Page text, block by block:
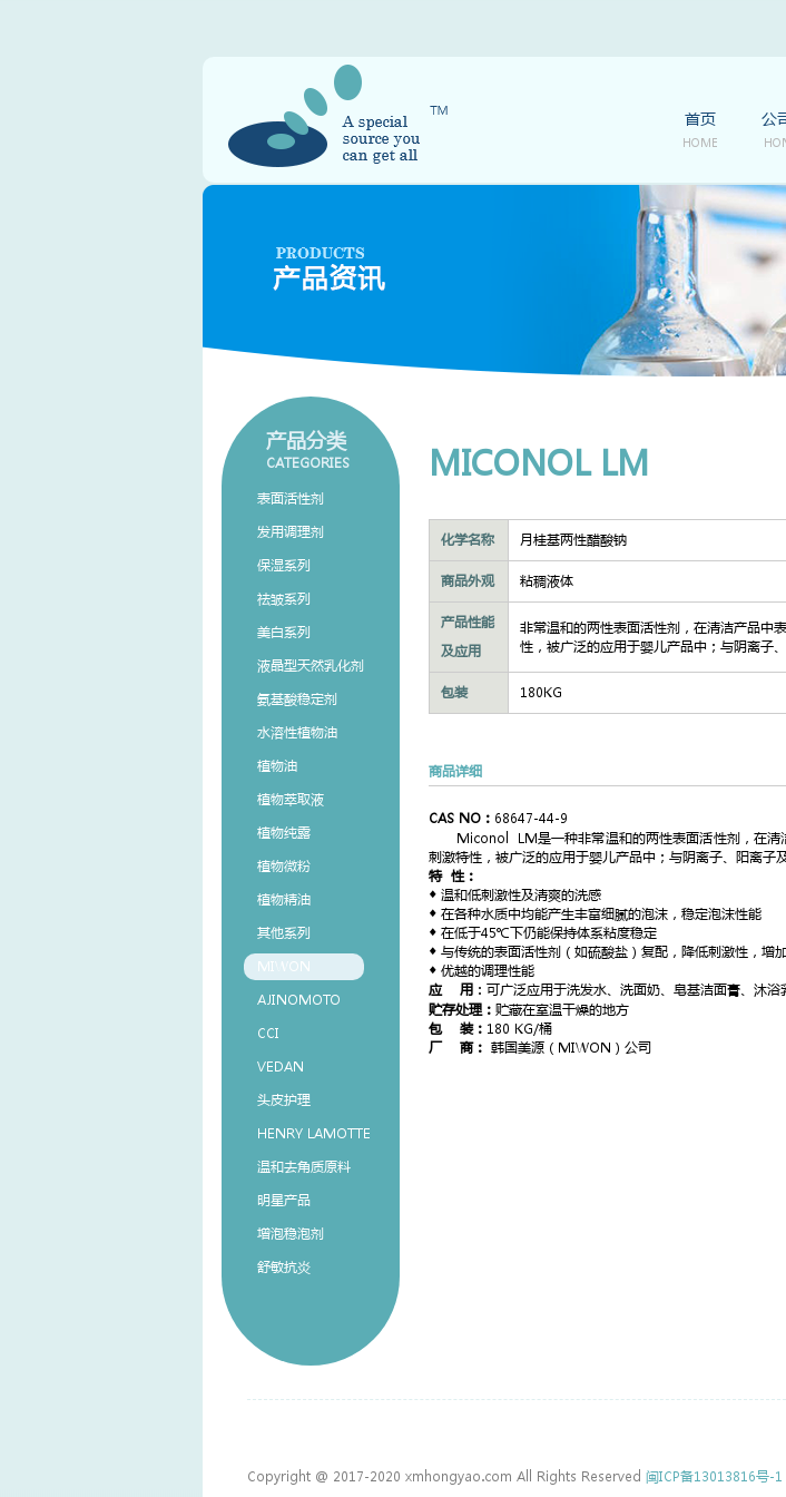
首页
HOME
公
产品分类
CATEGORIES
表面活性剂
发用调理剂
保湿系列
祛皱系列
美白系列
液晶型天然乳化剂
氨基酸稳定剂
水溶性植物油
植物油
植物萃取液
植物纯露
植物微粉
植物精油
其他系列
MIWON
AJINOMOTO
CCI
VEDAN
头皮护理
HENRY LAMOTTE
温和去角质原料
明星产品
增泡稳泡剂
舒敏抗炎
MICONOL LM
化学名称 月桂基两性醋酸钠
商品外观 粘稠液体
产品性能
及应用
非常温和的两性表面活性剂，在清洁产品中
性，被广泛的应用于婴儿产品中；与阴离子
包装 180KG
商品详细
CAS NO： 68647-44-9
Miconol LM是一种非常温和的两性表面活性剂，在清
刺激特性，被广泛的应用于婴儿产品中；与阴离子、阳离子
特 性：
◆ 温和低刺激性及清爽的洗感
◆ 在各种水质中均能产生丰富细腻的泡沫，稳定泡沫性能
◆ 在低于45℃下仍能保持体系粘度稳定
◆ 与传统的表面活性剂（如硫酸盐）复配，降低刺激性，增
◆ 优越的调理性能
应 用 ： 可广泛应用于洗发水、洗面奶、皂基洁面膏、沐
贮存处理： 贮藏在室温干燥的地方
包 装： 180 KG/桶
厂 商： 韩国美源（MIWON）公司
Copyright @ 2017-2020 xmhongyao.com All Rights Reserved 闽ICP备13013816号-1